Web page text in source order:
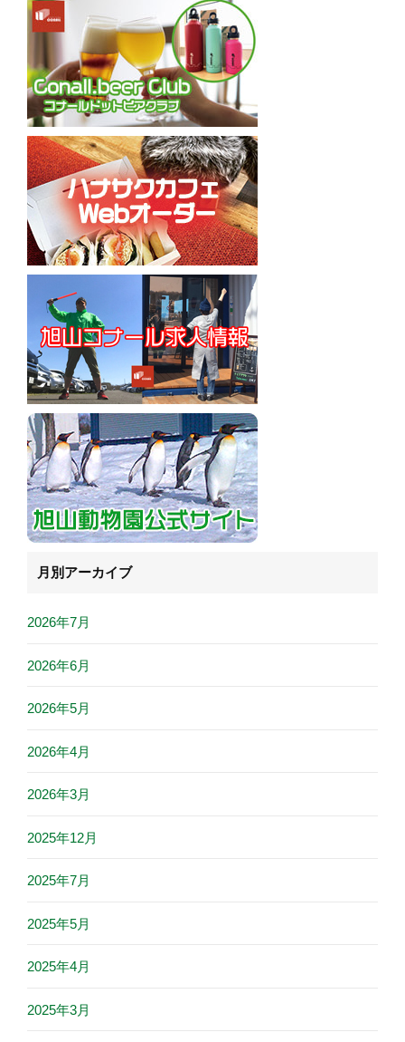
月別アーカイブ
2026年7月
2026年6月
2026年5月
2026年4月
2026年3月
2025年12月
2025年7月
2025年5月
2025年4月
2025年3月